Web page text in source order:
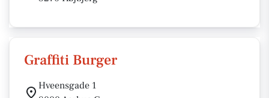
Graffiti Burger
Hveensgade 1